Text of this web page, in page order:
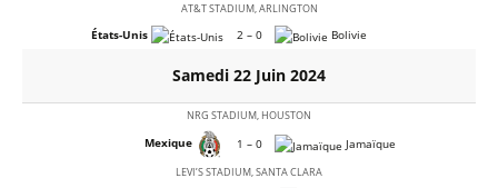
AT&T STADIUM, ARLINGTON
États-Unis 2 – 0 Bolivie
Samedi 22 Juin 2024
NRG STADIUM, HOUSTON
Mexique 1 – 0 Jamaïque
LEVI’S STADIUM, SANTA CLARA